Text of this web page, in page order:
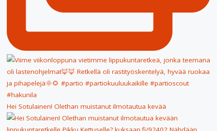
Hei Sotulainen! Olethan muistanut ilmotautua kevää